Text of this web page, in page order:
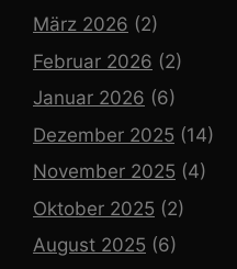
März 2026 (2)
Februar 2026 (2)
Januar 2026 (6)
Dezember 2025 (14)
November 2025 (4)
Oktober 2025 (2)
August 2025 (6)